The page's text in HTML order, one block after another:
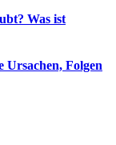
Was ist
Ursachen, Folgen